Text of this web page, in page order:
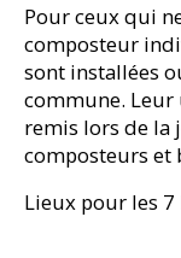
Pour ceux qui
composteur
sont installées
commune.
remis lors de la
composteurs et
Lieux pour les 7